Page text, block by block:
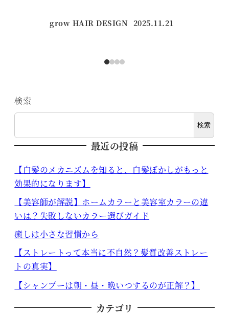
grow HAIR DESIGN 投稿日
2025.11.21
検索
検索
最近の投稿
【白髪のメカニズムを知ると、白髪ぼかしがもっと
効果的になります】
【美容師が解説】ホームカラーと美容室カラーの違
いは？失敗しないカラー選びガイド
癒しは小さな習慣から
【ストレートって本当に不自然？髪質改善ストレー
トの真実】
【シャンプーは朝・昼・晩いつするのが正解？】
カテゴリ